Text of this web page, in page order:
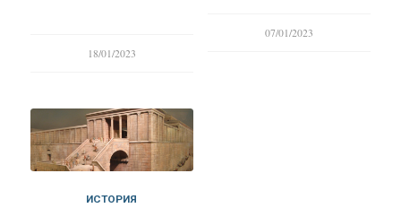
18/01/2023
07/01/2023
ИСТОРИЯ